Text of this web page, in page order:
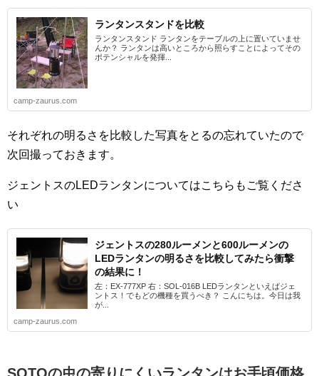
ランタンスタンドを比較
ランタンスタンド ランタンをテーブルの上に置いていませ
んか？ ランタンは高いところから照らすことによってその
ポテンシャルを発揮...
camp-zaurus.com
それぞれの明るさを比較した写真をとるの忘れていたので
次回撮っておきます。
ジェントスのLEDランタンについてはこちらもご覧くださ
い
ジェントスの280ルーメンと600ルーメンの
LEDランタンの明るさを比較してみたら衝撃
の結果に！
左：EX-777XP 右：SOL-016B LEDランタンといえばジェ
ントス！でもどの機種を買うべき？ こんにちは。今日は我
が...
camp-zaurus.com
SOTOの虫の寄りにくいランタンはお手頃価格